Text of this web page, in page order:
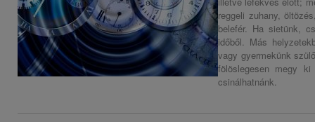
reggeli zuhany,
belefér. Ha sietünk,
időből. Más
vagy gyermekünk
fölöslegesen megy
csinálhatnánk.